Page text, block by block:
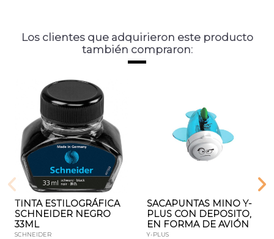
Los clientes que adquirieron este producto
también compraron:
TINTA ESTILOGRÁFICA
SCHNEIDER NEGRO
33ML
SCHNEIDER
SACAPUNTAS MINO Y-
PLUS CON DEPOSITO,
EN FORMA DE AVIÓN
Y-PLUS